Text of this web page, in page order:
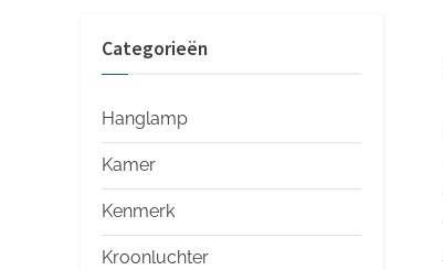
Categorieën
Hanglamp
Kamer
Kenmerk
Kroonluchter